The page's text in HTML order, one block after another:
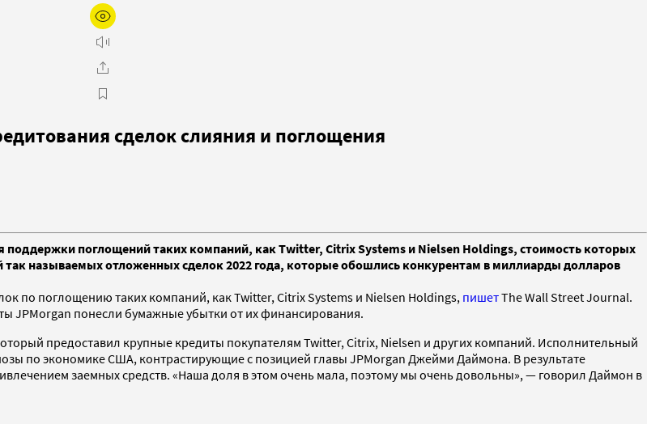
сделок слияния и поглощения
поглощений таких компаний, как Twitter, Citrix Systems и Nielsen Holdings, стоимость которых
называемых отложенных сделок 2022 года, которые обошлись конкурентам в миллиарды долларов
по поглощению таких компаний, как Twitter, Citrix Systems и Nielsen Holdings, пишетThe Wall Street Journal.
JPMorgan понесли бумажные убытки от их финансирования.
предоставил крупные кредиты покупателям Twitter, Citrix, Nielsen и других компаний. Исполнительный
по экономике США, контрастирующие с позицией главы JPMorgan Джейми Даймона. В результате
заемных средств. «Наша доля в этом очень мала, поэтому мы очень довольны», — говорил Даймон в